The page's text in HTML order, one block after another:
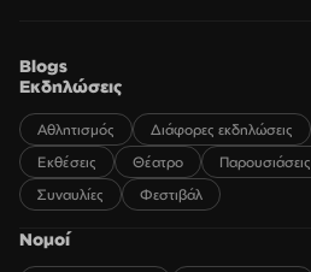
Blogs
Εκδηλώσεις
Αθλητισμός Διάφορες εκδηλώσεις
Εκθέσεις
Θέατρο Παρουσιάσεις
Συναυλίες
Φεστιβάλ
Νομοί